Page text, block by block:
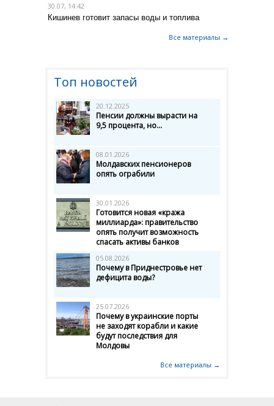
30.07, 14:42
Кишинев готовит запасы воды и топлива
Все материалы →
Топ новостей
20.12.2025
Пенсии должны вырасти на
9,5 процента, но...
08.01.2026
Молдавских пенсионеров
опять ограбили
30.01.2026
Готовится новая «кража
миллиарда»: правительство
опять получит возможность
спасать активы банков
05.08.2026
Почему в Приднестровье нет
дефицита воды?
25.07.2026
Почему в украинские порты
не заходят корабли и какие
будут последствия для
Молдовы
Все материалы →